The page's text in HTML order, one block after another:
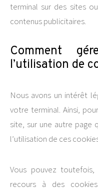
terminal sur des sites
contenus publicitaires.
Comment
l’utilisation de
Nous avons un intérêt
votre terminal. Ainsi,
site, sur une autre page
l’utilisation de ces
Vous pouvez
recours à des